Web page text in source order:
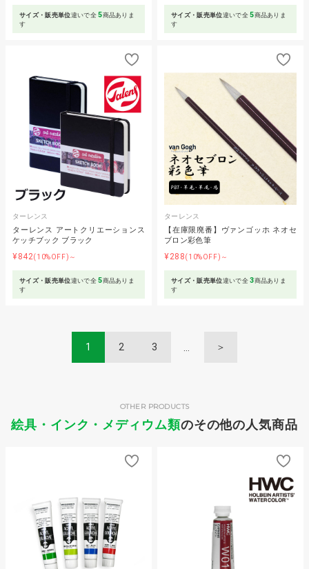
サイズ・販売単位違いで全5商品ありま
す
サイズ・販売単位違いで全5商品ありま
す
ターレンス
ターレンス アートクリエーションス
ケッチブック ブラック
¥842(10%OFF)～
サイズ・販売単位違いで全5商品ありま
す
ターレンス
【在庫限廃番】ヴァンゴッホ ネオセ
ブロン彩色筆
¥288(10%OFF)～
サイズ・販売単位違いで全3商品ありま
す
1 2 3 ＞
絵具・インク・メディウム類のその他の人気商品
OTHER PRODUCTS